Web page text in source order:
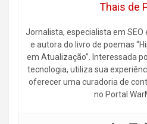
Thais de
Jornalista, especialista em SEO
e autora do livro de poemas
em Atualização”. Interessada
tecnologia, utiliza sua
oferecer uma curadoria de
no Portal